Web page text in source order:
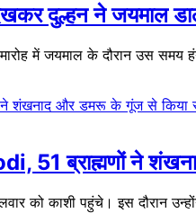
दुल्हन ने जयमाल
में जयमाल के दौरान उस समय
51 ब्राह्मणों ने
को काशी पहुंचे। इस दौरान